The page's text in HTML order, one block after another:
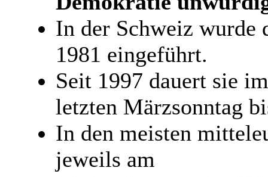
In der Schweiz wurde
1981 eingeführt.
Seit 1997 dauert sie
letzten Märzsonntag
In den meisten
jeweils am